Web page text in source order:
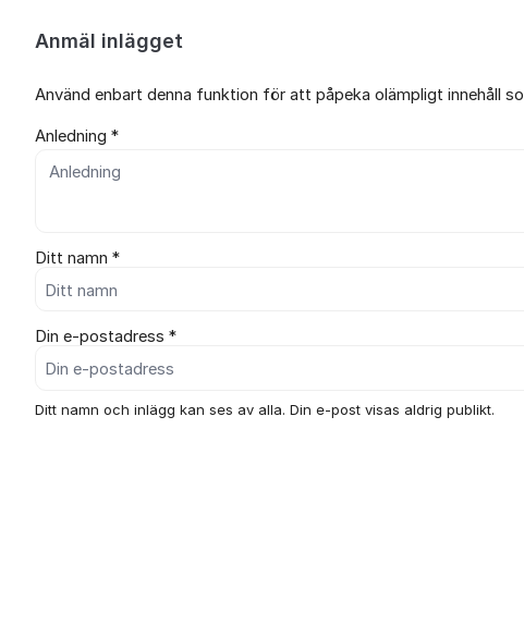
Anmäl inlägget
Använd enbart denna funktion för att påpeka olämpligt innehåll
Anledning *
Ditt namn *
Din e-postadress *
Ditt namn och inlägg kan ses av alla. Din e-post visas aldrig publikt.